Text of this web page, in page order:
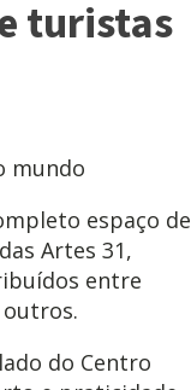
turistas
mundo
espaço de
Artes 31,
entre
do Centro